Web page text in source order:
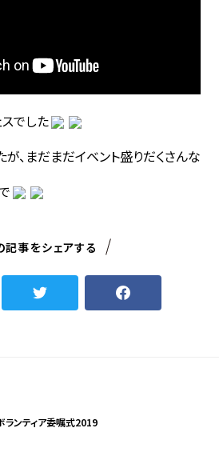
でした
、まだまだイベント盛りだくさんな
記事をシェアする
ランティア委嘱式2019